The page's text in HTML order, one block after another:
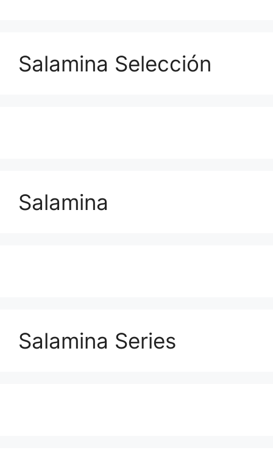
Salamina Selección
Salamina
Salamina Series